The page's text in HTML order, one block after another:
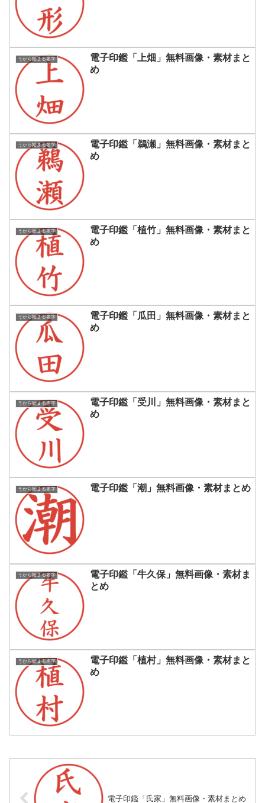
うから始まる名字
電子印鑑「上畑」無料画像・素材まと
め
うから始まる名字
電子印鑑「鵜瀬」無料画像・素材まと
め
うから始まる名字
電子印鑑「植竹」無料画像・素材まと
め
うから始まる名字
電子印鑑「瓜田」無料画像・素材まと
め
うから始まる名字
電子印鑑「受川」無料画像・素材まと
め
うから始まる名字 電子印鑑「潮」無料画像・素材まとめ
うから始まる名字
電子印鑑「牛久保」無料画像・素材ま
とめ
うから始まる名字
電子印鑑「植村」無料画像・素材まと
め
電子印鑑「氏家」無料画像・素材まとめ